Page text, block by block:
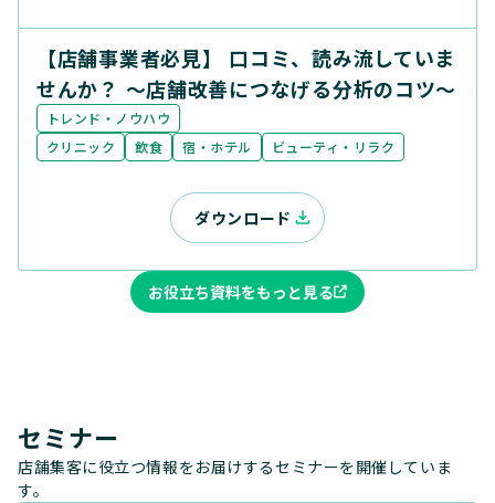
【店舗事業者必見】 口コミ、読み流していま
せんか？ ～店舗改善につなげる分析のコツ～
トレンド・ノウハウ
クリニック
飲食 宿・ホテル ビューティ・リラク
ダウンロード
お役立ち資料をもっと見る
セミナー
店舗集客に役立つ情報をお届けするセミナーを開催していま
す。